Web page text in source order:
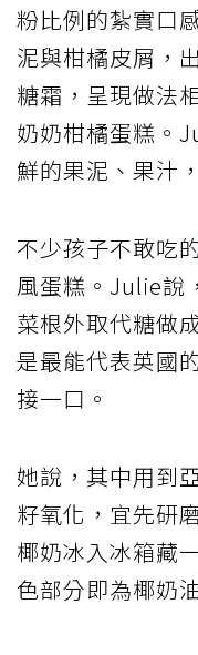
粉比例的紮實口
泥與柑橘皮屑，
糖霜，呈現做法
奶奶柑橘蛋糕。
鮮的果泥、果汁
不少孩子不敢吃
風蛋糕。Julie說
菜根外取代糖做
是最能代表英國
接一口。
她說，其中用到
籽氧化，宜先研
椰奶冰入冰箱藏
色部分即為椰奶